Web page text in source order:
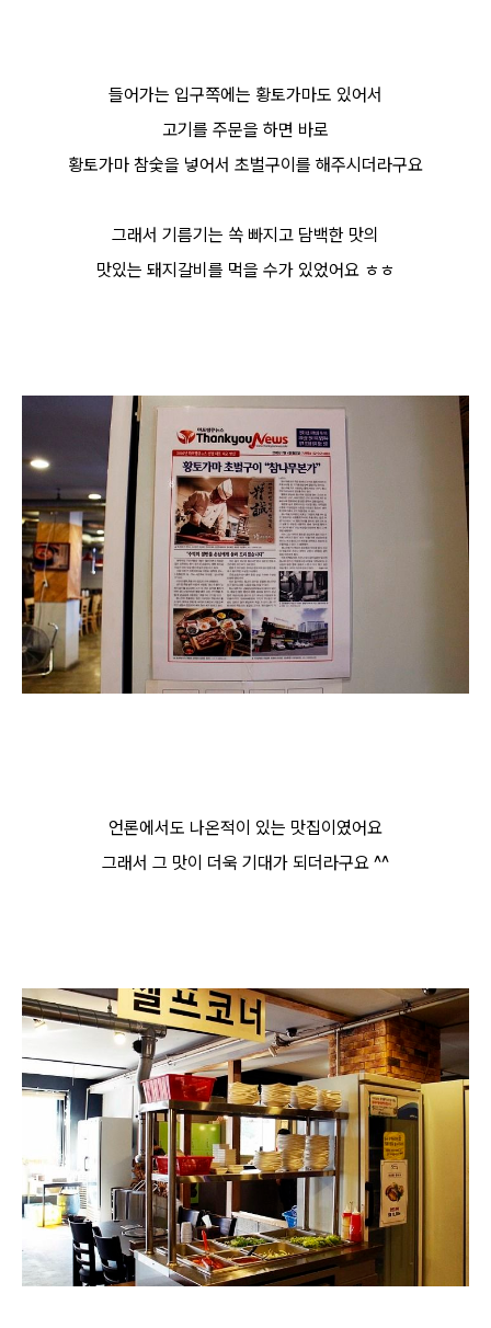
들어가는 입구쪽에는 황토가마도 있어서
고기를 주문을 하면 바로
황토가마 참숯을 넣어서 초벌구이를 해주시더라구요
그래서 기름기는 쏙 빠지고 담백한 맛의
맛있는 돼지갈비를 먹을 수가 있었어요 ㅎㅎ
언론에서도 나온적이 있는 맛집이였어요
그래서 그 맛이 더욱 기대가 되더라구요 ^^